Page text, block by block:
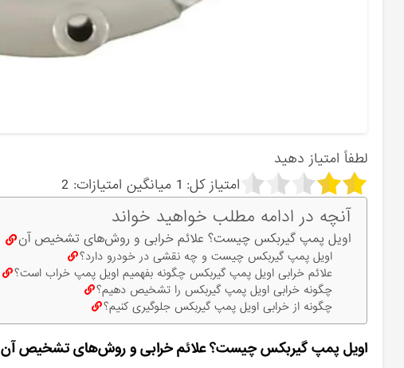
لطفاً امتیاز دهید
امتیاز کل: 1 میانگین امتیازات:2
آنچه در ادامه مطلب خواهید خواند
اویل پمپ گیربکس چیست؟ علائم خرابی و روش‌های تشخیص آن
اویل پمپ گیربکس چیست و چه نقشی در خودرو دارد؟
علائم خرابی اویل پمپ گیربکس چگونه بفهمیم اویل پمپ خراب است؟
چگونه خرابی اویل پمپ گیربکس را تشخیص دهیم؟
چگونه از خرابی اویل پمپ گیربکس جلوگیری کنیم؟
اویل پمپ گیربکس چیست؟ علائم خرابی و روش‌های تشخیص آن